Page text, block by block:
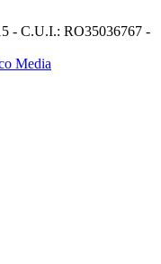
- C.U.I.: RO35036767 -
Media